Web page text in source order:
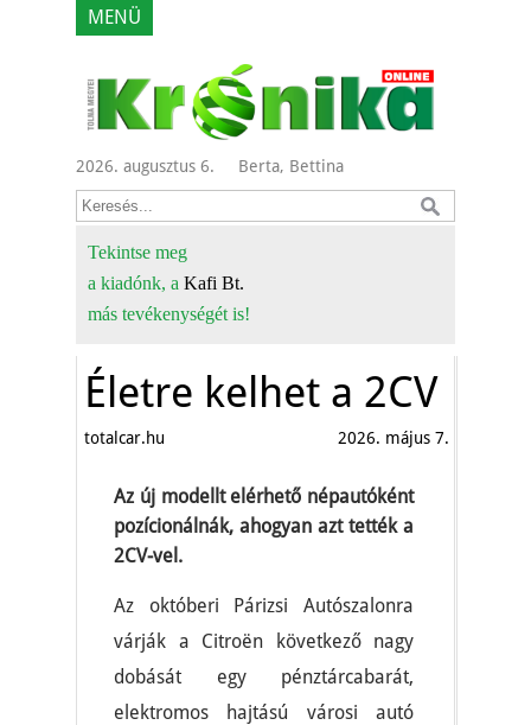
MENÜ
2026. augusztus 6. Berta, Bettina
Tekintse meg
a kiadónk, a Kafi Bt.
más tevékenységét is!
Életre kelhet a 2CV
totalcar.hu 2026. május 7.
Az új modellt elérhető népautóként
pozícionálnák, ahogyan azt tették a
2CV-vel.
Az októberi Párizsi Autószalonra
várják a Citroën következő nagy
dobását egy pénztárcabarát,
elektromos hajtású városi autó